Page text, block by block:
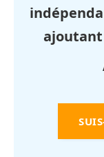
ajoutant